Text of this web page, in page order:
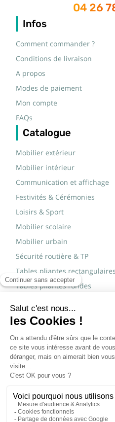
04 26
Infos
Comment commander ?
Conditions de livraison
A propos
Modes de paiement
Mon compte
FAQs
Catalogue
Mobilier extérieur
Mobilier intérieur
Communication et affichage
Festivités & Cérémonies
Loisirs & Sport
Mobilier scolaire
Mobilier urbain
Sécurité routière & TP
Tables pliantes rectangulaires
Tables pliantes rondes
Marques
JAD Groupe
Procity®
© Copyright 2015 - 2026,